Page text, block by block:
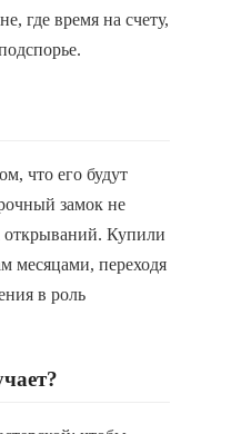
где время на счету,
что его будут
замок не
открываний. Купили
месяцами, переходя
в роль